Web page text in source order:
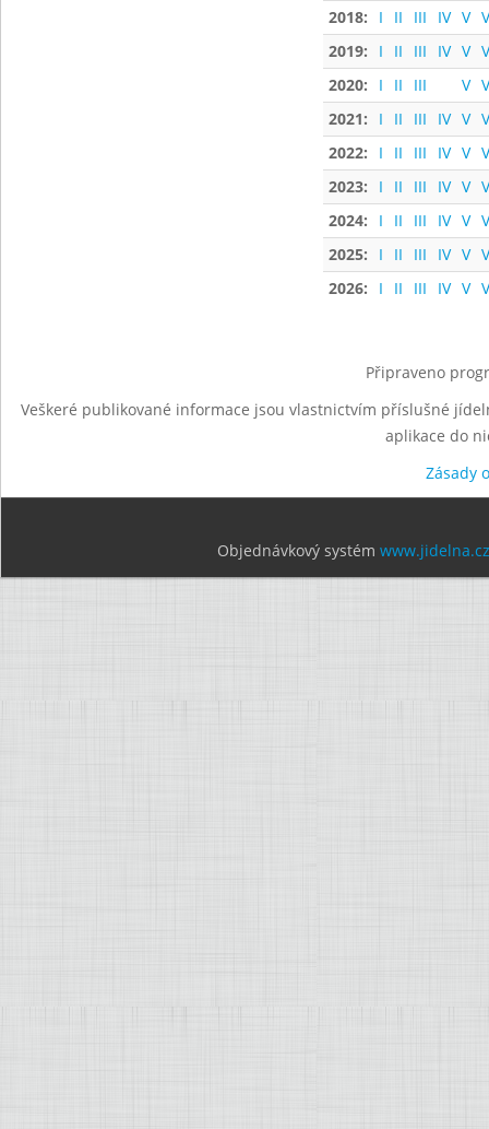
2018:
I II III IV V
2019:
I II III IV V
2020:
I II III V
2021:
I II III IV V
2022:
I II III IV V
2023:
I II III IV V
2024:
I II III IV V
2025:
I II III IV V
2026:
I II III IV V
Připraveno
Veškeré publikované informace jsou vlastnictvím příslušné
aplikace do
Zásady
Objednávkový systém www.jidelna.cz